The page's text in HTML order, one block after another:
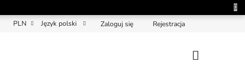
PLN Język polski Zaloguj się Rejestracja